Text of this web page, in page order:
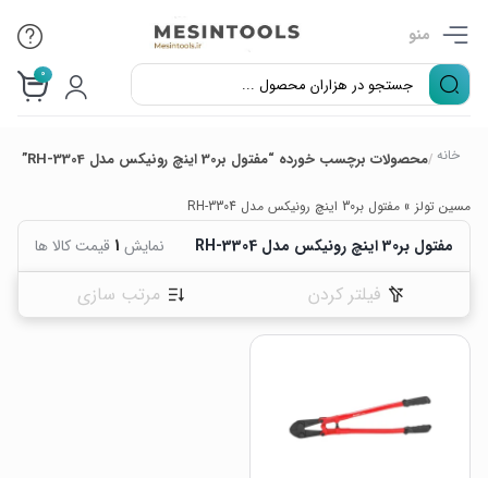
منو
0
خانه /محصولات برچسب خورده “مفتول بر30 اینچ رونیکس مدل RH-3304”
مسین تولز » مفتول بر30 اینچ رونیکس مدل RH-3304
مفتول بر30 اینچ رونیکس مدل RH-3304 نمایش 1 قیمت کالا ها
فیلتر کردن مرتب سازی